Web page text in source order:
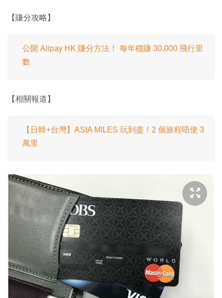
【賺分攻略】
公開 Alipay HK 賺分方法！ 每年穩賺 30,000 飛行里
數
【相關報道】
【日韓+台灣】ASIA MILES 玩到盡！2 個旅程唔使 3
萬里